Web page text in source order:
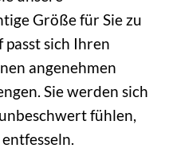
Größe für Sie zu
sich Ihren
angenehmen
Sie werden sich
fühlen,